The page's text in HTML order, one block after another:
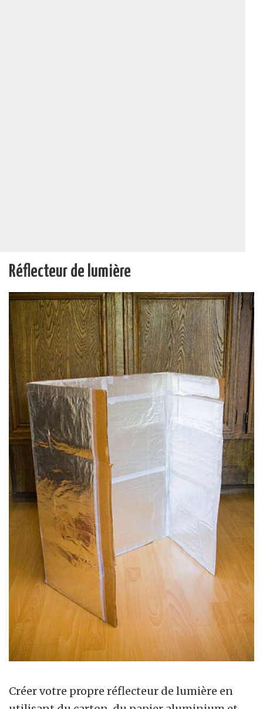
Réflecteur de lumière
Créer votre propre réflecteur de lumière en